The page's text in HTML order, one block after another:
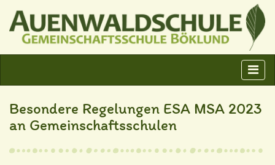
Besondere Regelungen ESA MSA 2023
an Gemeinschaftsschulen